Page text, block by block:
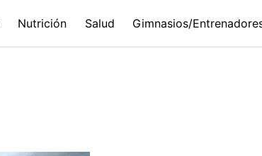
Nutrición Salud Gimnasios/